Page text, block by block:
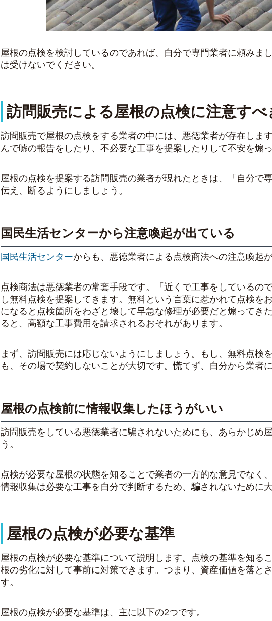
屋根の点検を検討しているのであれば、自分で専門業者に頼みま
は受けないでください。
訪問販売による屋根の点検に注意すべ
訪問販売で屋根の点検をする業者の中には、悪徳業者が存在しま
んで嘘の報告をしたり、不必要な工事を提案したりして不安を煽
屋根の点検を提案する訪問販売の業者が現れたときは、「自分で
伝え、断るようにしましょう。
国民生活センターから注意喚起が出ている
国民生活センターからも、悪徳業者による点検商法への注意喚起が
点検商法は悪徳業者の常套手段です。「近くで工事をしているの
し無料点検を提案してきます。無料という言葉に惹かれて点検を
になると点検箇所をわざと壊して早急な修理が必要だと煽ってき
ると、高額な工事費用を請求されるおそれがあります。
まず、訪問販売には応じないようにしましょう。もし、無料点検
も、 その場で契約しないこと が大切です。慌てず、自分から業者
屋根の点検前に情報収集したほうがいい
訪問販売をしている悪徳業者に騙されないためにも、あらかじめ
う。
点検が必要な屋根の状態を知ることで業者の一方的な意見でなく
情報収集は必要な工事を自分で判断するため、騙されないために大
屋根の点検が必要な基準
屋根の点検が必要な基準について説明します。点検の基準を知る
根の劣化に対して事前に対策できます。つまり、資産価値を落と
す。
屋根の点検が必要な基準は、主に以下の2つです。